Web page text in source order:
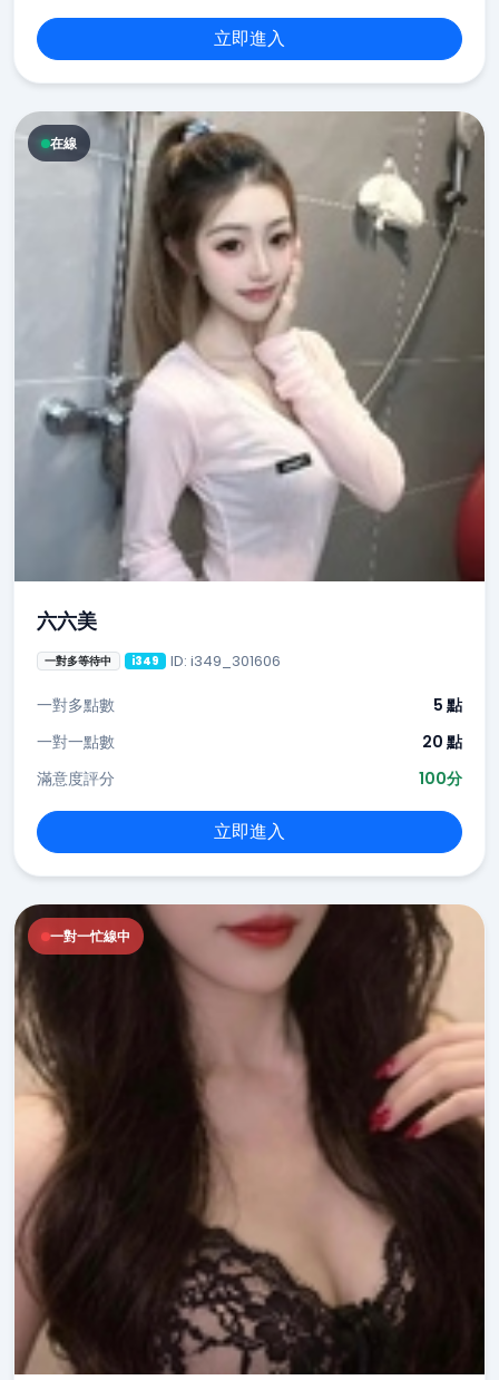
立即進入
在線
六六美
一對多等待中 i349 ID: i349_301606
一對多點數
5 點
一對一點數
20 點
滿意度評分
100分
立即進入
一對一忙線中